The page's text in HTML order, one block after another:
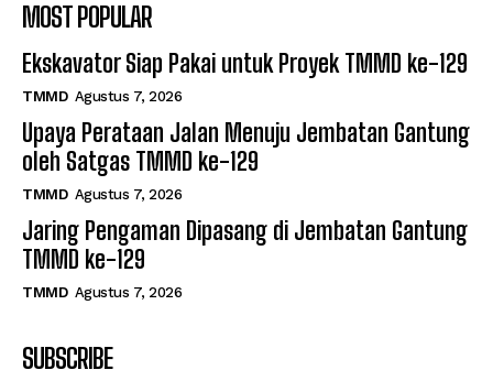
MOST POPULAR
Ekskavator Siap Pakai untuk Proyek TMMD ke-129
TMMD Agustus 7, 2026
Upaya Perataan Jalan Menuju Jembatan Gantung
oleh Satgas TMMD ke-129
TMMD Agustus 7, 2026
Jaring Pengaman Dipasang di Jembatan Gantung
TMMD ke-129
TMMD Agustus 7, 2026
SUBSCRIBE